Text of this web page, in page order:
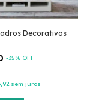
Decorativos
-35% OFF
sem juros